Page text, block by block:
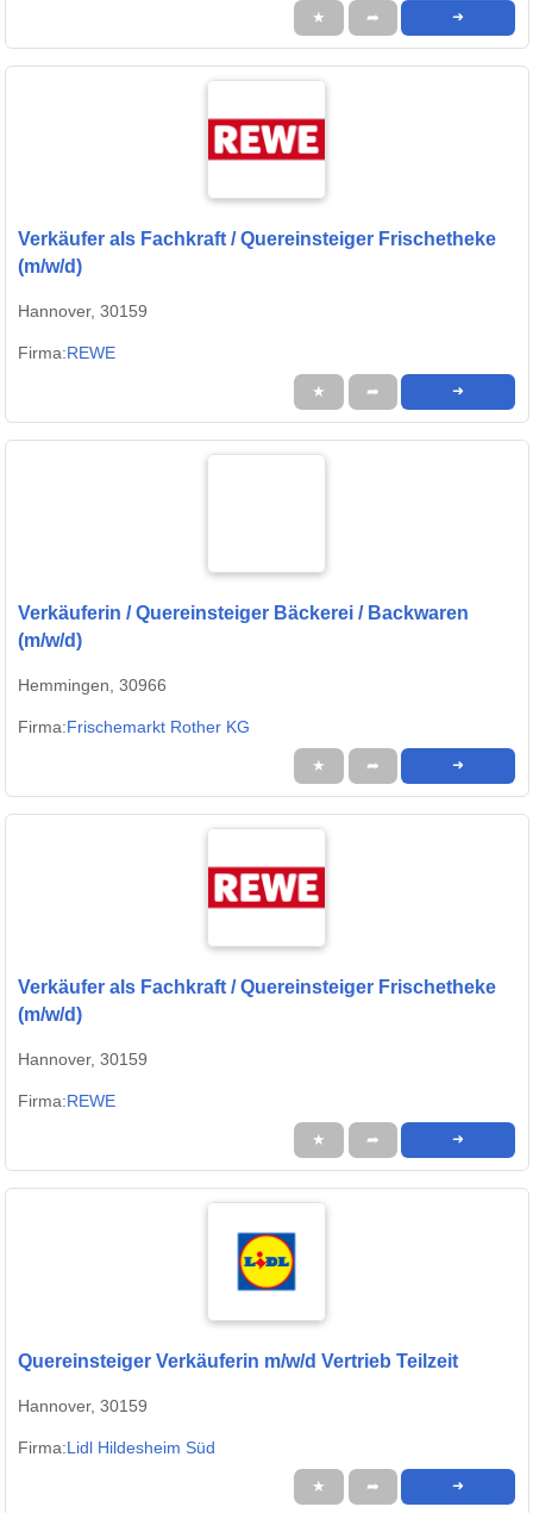
★ ➦ ➜
Verkäufer als Fachkraft / Quereinsteiger Frischetheke
(m/w/d)
Hannover, 30159
Firma:REWE
★ ➦ ➜
Verkäuferin / Quereinsteiger Bäckerei / Backwaren
(m/w/d)
Hemmingen, 30966
Firma:Frischemarkt Rother KG
★ ➦ ➜
Verkäufer als Fachkraft / Quereinsteiger Frischetheke
(m/w/d)
Hannover, 30159
Firma:REWE
★ ➦ ➜
Quereinsteiger Verkäuferin m/w/d Vertrieb Teilzeit
Hannover, 30159
Firma:Lidl Hildesheim Süd
★ ➦ ➜